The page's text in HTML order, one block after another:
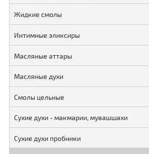
Жидкие смолы
Интимные эликсиры
Масляные аттары
Масляные духи
Смолы цельные
Сухие духи - макмарии, мувашшахи
Сухие духи пробники